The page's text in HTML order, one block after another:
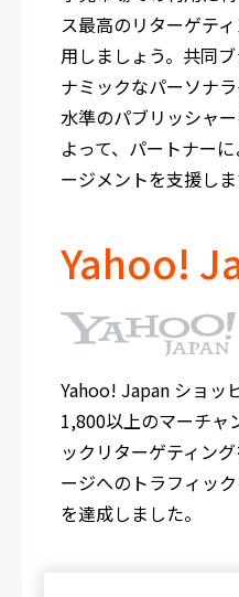
ス最高のリターゲテ
用しましょう。共同
ナミックなパーソナ
水準のパブリッシャ
よって、パートナー
ージメントを支援しま
Yahoo!
Yahoo! Japan ショッ
1,800以上のマーチャ
ックリターゲティン
ージへのトラフィッ
を達成しました。